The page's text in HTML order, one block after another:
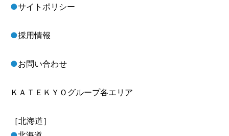
●サイトポリシー
●採用情報
●お問い合わせ
ＫＡＴＥＫＹＯグループ各エリア
［北海道］